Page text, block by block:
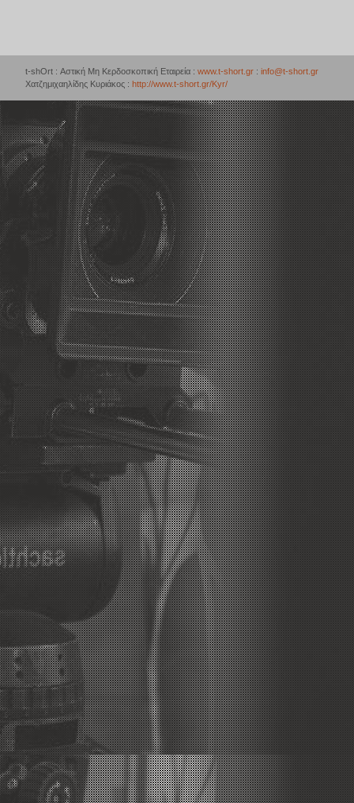
t-shOrt : Αστική Μη Κερδοσκοπική Εταιρεία : www.t-short.gr : info@t-short.gr
Χατζημιχαηλίδης Κυριάκος : http://www.t-short.gr/Kyr/